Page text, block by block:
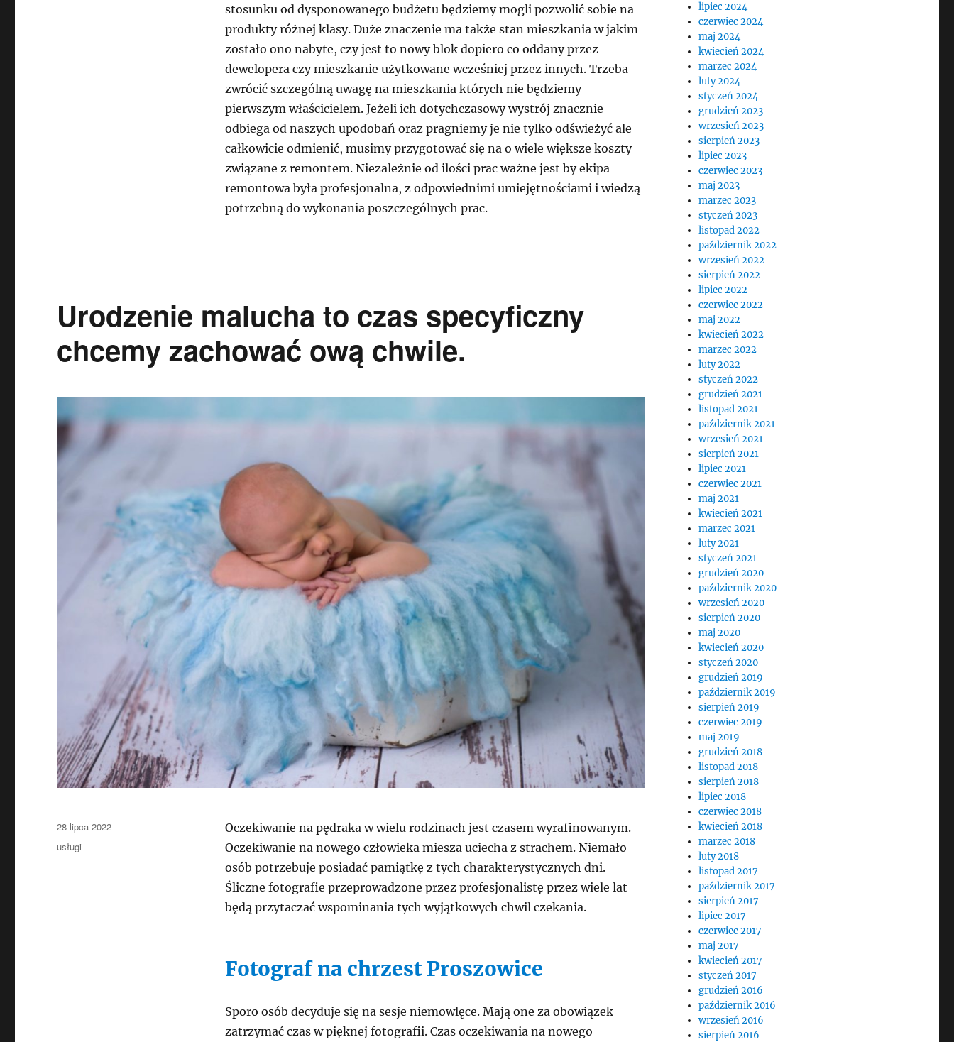
stosunku od dysponowanego budżetu będziemy mogli pozwolić sobie na
produkty różnej klasy. Duże znaczenie ma także stan mieszkania w jakim
zostało ono nabyte, czy jest to nowy blok dopiero co oddany przez
dewelopera czy mieszkanie użytkowane wcześniej przez innych. Trzeba
zwrócić szczególną uwagę na mieszkania których nie będziemy
pierwszym właścicielem. Jeżeli ich dotychczasowy wystrój znacznie
odbiega od naszych upodobań oraz pragniemy je nie tylko odświeżyć ale
całkowicie odmienić, musimy przygotować się na o wiele większe koszty
związane z remontem. Niezależnie od ilości prac ważne jest by ekipa
remontowa była profesjonalna, z odpowiednimi umiejętnościami i wiedzą
potrzebną do wykonania poszczególnych prac.
Urodzenie malucha to czas specyficzny
chcemy zachować ową chwile.
Oczekiwanie na pędraka w wielu rodzinach jest czasem wyrafinowanym.
Oczekiwanie na nowego człowieka miesza uciecha z strachem. Niemało
osób potrzebuje posiadać pamiątkę z tych charakterystycznych dni.
Śliczne fotografie przeprowadzone przez profesjonalistę przez wiele lat
będą przytaczać wspominania tych wyjątkowych chwil czekania.
Fotograf na chrzest Proszowice
Sporo osób decyduje się na sesje niemowlęce. Mają one za obowiązek
zatrzymać czas w pięknej fotografii. Czas oczekiwania na nowego
Data
publikacji
28 lipca 2022
Kategorie
usługi
lipiec 2024
czerwiec 2024
maj 2024
kwiecień 2024
marzec 2024
luty 2024
styczeń 2024
grudzień 2023
wrzesień 2023
sierpień 2023
lipiec 2023
czerwiec 2023
maj 2023
marzec 2023
styczeń 2023
listopad 2022
październik 2022
wrzesień 2022
sierpień 2022
lipiec 2022
czerwiec 2022
maj 2022
kwiecień 2022
marzec 2022
luty 2022
styczeń 2022
grudzień 2021
listopad 2021
październik 2021
wrzesień 2021
sierpień 2021
lipiec 2021
czerwiec 2021
maj 2021
kwiecień 2021
marzec 2021
luty 2021
styczeń 2021
grudzień 2020
październik 2020
wrzesień 2020
sierpień 2020
maj 2020
kwiecień 2020
styczeń 2020
grudzień 2019
październik 2019
sierpień 2019
czerwiec 2019
maj 2019
grudzień 2018
listopad 2018
sierpień 2018
lipiec 2018
czerwiec 2018
kwiecień 2018
marzec 2018
luty 2018
listopad 2017
październik 2017
sierpień 2017
lipiec 2017
czerwiec 2017
maj 2017
kwiecień 2017
styczeń 2017
grudzień 2016
październik 2016
wrzesień 2016
sierpień 2016